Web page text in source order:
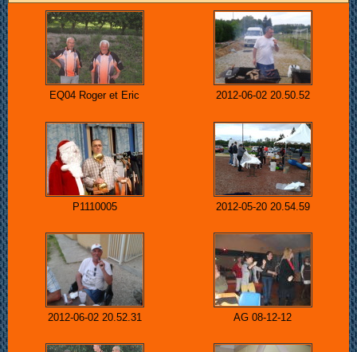
EQ04 Roger et Eric 2012-06-02 20.50.52
P1110005 2012-05-20 20.54.59
2012-06-02 20.52.31 AG 08-12-12